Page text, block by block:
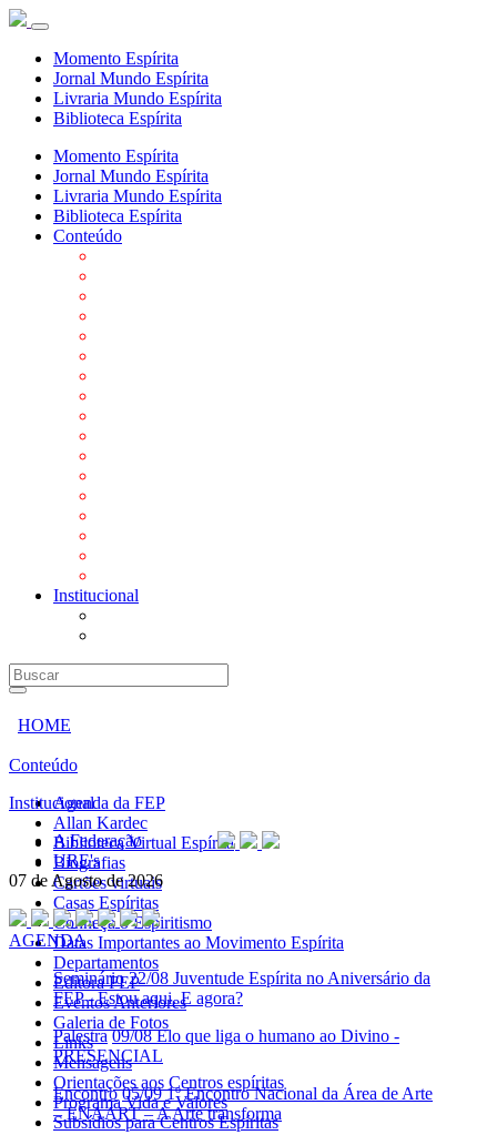
Momento Espírita
Jornal Mundo Espírita
Livraria Mundo Espírita
Biblioteca Espírita
Momento Espírita
Jornal Mundo Espírita
Livraria Mundo Espírita
Biblioteca Espírita
Conteúdo
Institucional
HOME
Conteúdo
Agenda da FEP
Allan Kardec
Biblioteca Virtual Espírita
Biografias
Cartões virtuais
Casas Espíritas
Conheça o Espiritismo
Datas Importantes ao Movimento Espírita
Departamentos
Editora FEP
Eventos Anteriores
Galeria de Fotos
Links
Mensagens
Orientações aos Centros espíritas
Programa Vida e Valores
Subsídios para Centros Espíritas
Institucional
A Federação
URE's
07 de Agosto de 2026
AGENDA
Seminário 22/08 Juventude Espírita no Aniversário da
FEP - Estou aqui. E agora?
Palestra 09/08 Elo que liga o humano ao Divino -
PRESENCIAL
Encontro 05/09 1º Encontro Nacional da Área de Arte
– ENAART – A Arte transforma